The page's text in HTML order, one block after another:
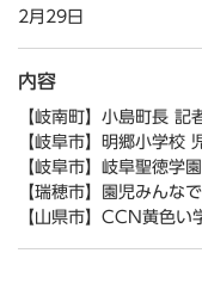
2月29日
内容
【岐南町】小島町長 記
【岐阜市】明郷小学校
【岐阜市】岐阜聖徳学
【瑞穂市】園児みんな
【山県市】CCN黄色い